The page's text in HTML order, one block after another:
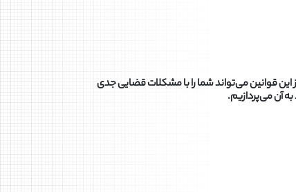
قوانین می‌تواند شما را با مشکلات قضایی جدی
آن می‌پردازیم.